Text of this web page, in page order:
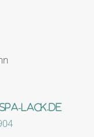
lack.de